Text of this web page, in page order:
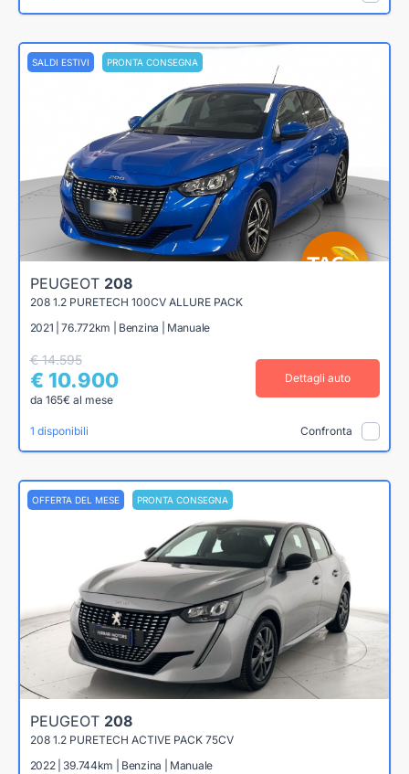
SALDI ESTIVI PRONTA CONSEGNA
PEUGEOT 208
208 1.2 PURETECH 100CV ALLURE PACK
2021 | 76.772km | Benzina | Manuale
€ 14.595
€ 10.900
da 165€ al mese
Dettagli auto
1 disponibili Confronta
OFFERTA DEL MESE PRONTA CONSEGNA
PEUGEOT 208
208 1.2 PURETECH ACTIVE PACK 75CV
2022 | 39.744km | Benzina | Manuale